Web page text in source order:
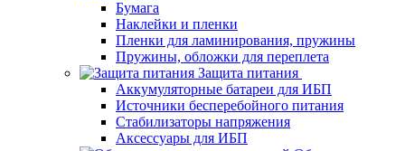
Бумага
Наклейки и пленки
Пленки для ламинирования, пружины
Пружины, обложки для переплета
Защита питания
Аккумуляторные батареи для ИБП
Источники бесперебойного питания
Стабилизаторы напряжения
Аксессуары для ИБП